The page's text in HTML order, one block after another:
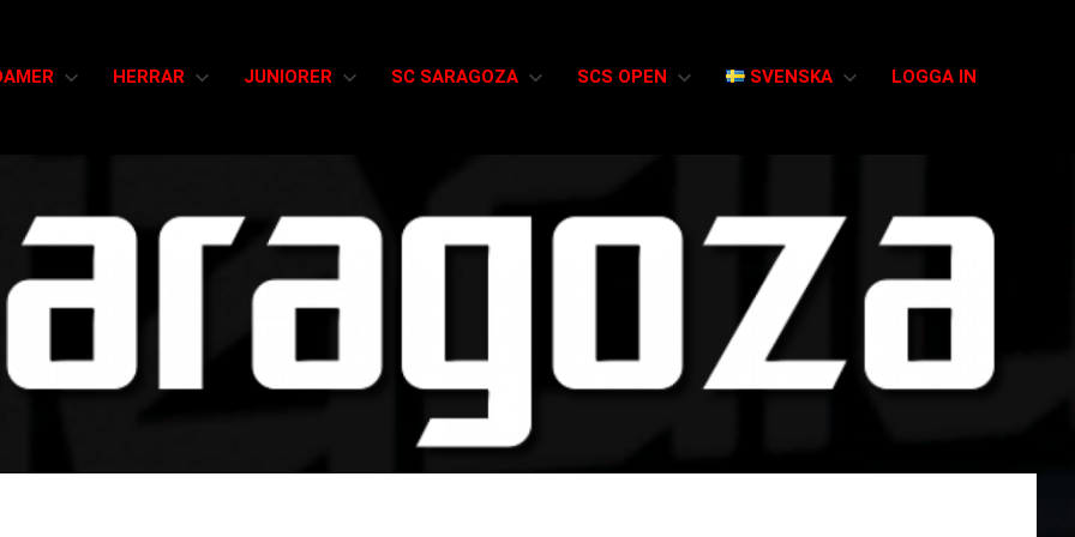
HERRAR JUNIORER SC SARAGOZA SCS OPEN SVENSKA LOGGA IN